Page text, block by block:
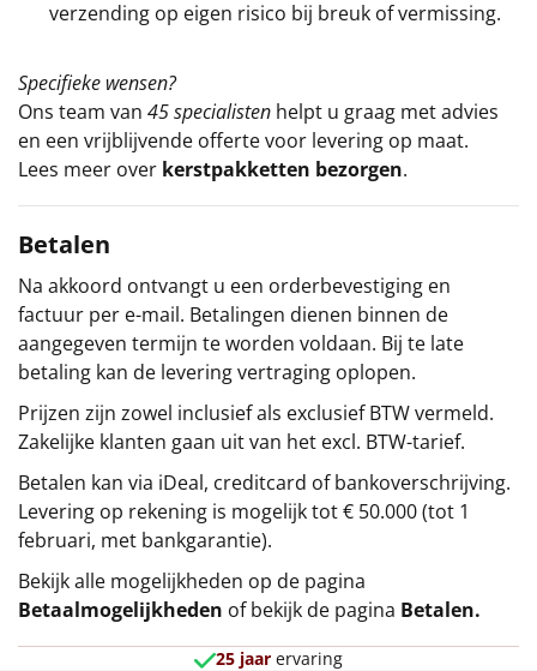
verzending op eigen risico bij breuk of vermissing.
Specifieke wensen?
Ons team van 45 specialisten helpt u graag met advies
en een vrijblijvende offerte voor levering op maat.
Lees meer over kerstpakketten bezorgen.
Betalen
Na akkoord ontvangt u een orderbevestiging en
factuur per e-mail. Betalingen dienen binnen de
aangegeven termijn te worden voldaan. Bij te late
betaling kan de levering vertraging oplopen.
Prijzen zijn zowel inclusief als exclusief BTW vermeld.
Zakelijke klanten gaan uit van het excl. BTW-tarief.
Betalen kan via iDeal, creditcard of bankoverschrijving.
Levering op rekening is mogelijk tot € 50.000 (tot 1
februari, met bankgarantie).
Bekijk alle mogelijkheden op de pagina
Betaalmogelijkheden of bekijk de pagina Betalen.
25 jaar ervaring